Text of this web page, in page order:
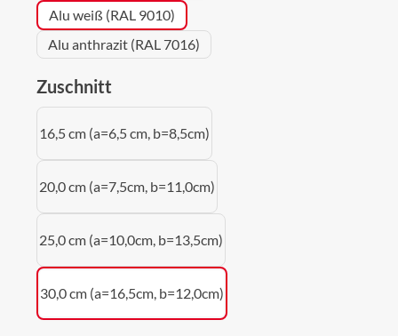
Alu weiß (RAL 9010)
Alu anthrazit (RAL 7016)
Zuschnitt
16,5 cm (a=6,5 cm, b=8,5cm)
20,0 cm (a=7,5cm, b=11,0cm)
25,0 cm (a=10,0cm, b=13,5cm)
30,0 cm (a=16,5cm, b=12,0cm)